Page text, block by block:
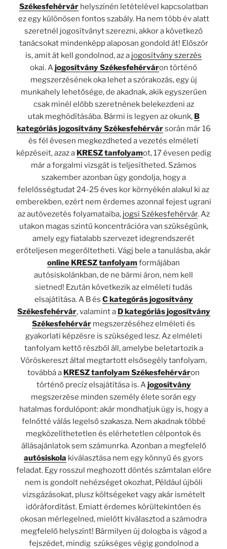
Székesfehérvárhelyszínén letételével kapcsolatban
ez egy különösen fontos szabály. Ha nem több évalatt
szeretnél jogosítványt szerezni, akkor a következő
tanácsokatmindenképp alaposan gondold át! Először
is, amit át kell gondolnod, az a jogosítvány szerzés
okai.Ajogosítvány Székesfehérváron történő
megszerzésének oka lehet a szórakozás, egy új
munkahely lehetősége, de akadnak, akik egyszerűen
csak minél előbb szeretnének belekezdeni az
utakmeghódításába. Bármi is legyen az okunk, B
kategóriás jogosítvány Székesfehérvársorán már 16
és fél évesen megkezdheted a vezetés elméleti
képzéseit, azaz a KRESZ tanfolyamot, 17 évesen pedig
már a forgalmi vizsgát is teljesítheted. Számos
szakember azonban úgy gondolja, hogy a
felelősségtudat 24-25 éves kor környékén alakul ki az
emberekben, ezért nem érdemes azonnal fejest ugrani
az autóvezetés folyamataiba, jogsi Székesfehérvár. Az
utakon magas szintű koncentrációra van szükségünk,
amely egy fiatalabb szervezet idegrendszerét
erőteljesen megerőltetheti.Vágj bele a tanulásba, akár
online KRESZ tanfolyamformájában
autósiskolánkban, de ne bármi áron, nem kell
sietned! Ezután következik az elméleti tudás
elsajátítása.A B és C kategórás jogosítvány
Székesfehérvár, valamint a D kategóriás jogosítvány
Székesfehérvár megszerzéséhez elméleti és
gyakorlati képzésre is szükséged lesz. Az elméleti
tanfolyam kettő részből áll, amelybe beletartozik a
Vöröskereszt által megtartott elsősegély tanfolyam,
továbbá a KRESZ tanfolyam Székesfehérváron
történő precíz elsajátítása is. Ajogosítvány
megszerzése minden személy élete során egy
hatalmas fordulópont:akár mondhatjuk úgy is, hogy a
felnőtté válás legelső szakasza. Nem akadnak többé
megközelíthetetlen és elérhetetlen célpontok és
állásajánlatok sem számunrka. Azonban a megfelelő
autósiskola kiválasztása nem egy könnyű és gyors
feladat. Egy rosszul meghozott döntés számtalan előre
nem is gondolt nehézséget okozhat, Például újbóli
vizsgázásokat, pluszköltségeket vagy akár ismételt
időráfordítást. Emiatt érdemes körültekintően és
okosan mérlegelned, mielőtt kiválasztod a számodra
megfelelő helyszínt! Bármilyen új dologba is vágod a
fejszédet, mindig szükséges végig gondolnod a